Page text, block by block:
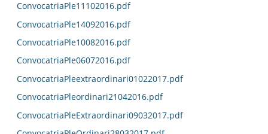
ConvocatriaPle11102016.pdf
ConvocatriaPle14092016.pdf
ConvocatriaPle10082016.pdf
ConvocatriaPle06072016.pdf
ConvocatriaPleextraordinari01022017.pdf
ConvocatriaPleordinari21042016.pdf
ConvocatriaPleExtraordinari09032017.pdf